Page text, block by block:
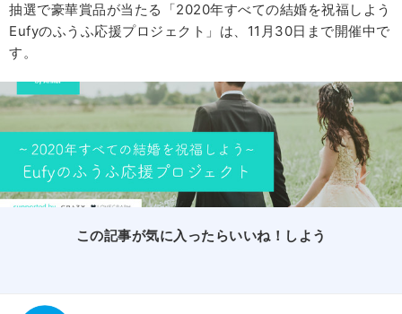
抽選で豪華賞品が当たる「2020年すべての結婚を祝福しよう
Eufyのふうふ応援プロジェクト」は、11月30日まで開催中で
す。
この記事が気に入ったらいいね！しよう